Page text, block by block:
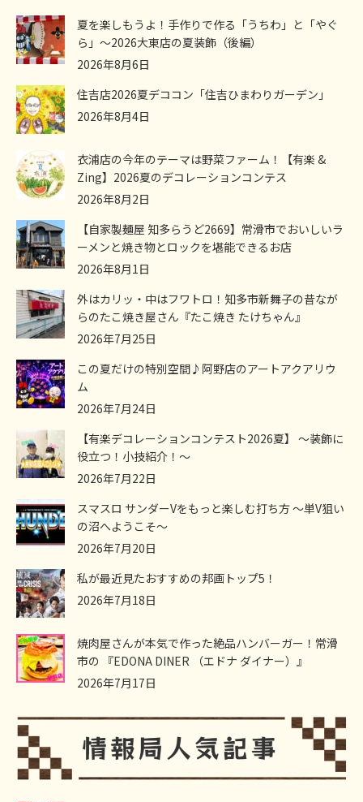
夏を楽しもうよ！手作りで作る「うちわ」と「やぐ
ら」～2026大東店の夏装飾（後編）
2026年8月6日
住吉店2026夏デココン「住吉ひまわりガーデン」
2026年8月4日
衣浦店の今年のテーマは野菜ファーム！【有楽 &
Zing】2026夏のデコレーションコンテス
2026年8月2日
【自家製麺屋 知多らうど2669】常滑市でおいしいラ
ーメンと焼き物とロックを堪能できるお店
2026年8月1日
外はカリッ・中はフワトロ！知多市新舞子の昔なが
らのたこ焼き屋さん『たこ焼き たけちゃん』
2026年7月25日
この夏だけの特別空間♪阿野店のアートアクアリウ
ム
2026年7月24日
【有楽デコレーションコンテスト2026夏】 ～装飾に
役立つ！小技紹介！～
2026年7月22日
スマスロ サンダーVをもっと楽しむ打ち方 ～単V狙い
の沼へようこそ～
2026年7月20日
私が最近見たおすすめの邦画トップ5！
2026年7月18日
焼肉屋さんが本気で作った絶品ハンバーガー！常滑
市の 『EDONA DINER （エドナ ダイナー）』
2026年7月17日